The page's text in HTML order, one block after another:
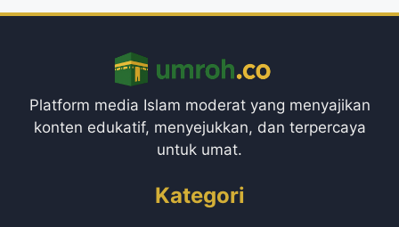
Platform media Islam moderat yang menyajikan
konten edukatif, menyejukkan, dan terpercaya
untuk umat.
Kategori